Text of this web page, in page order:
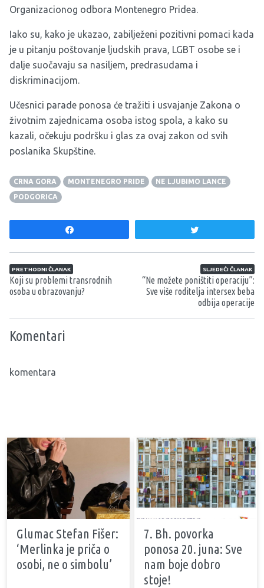
Organizacionog odbora Montenegro Pridea.
Iako su, kako je ukazao, zabilježeni pozitivni pomaci kada
je u pitanju poštovanje ljudskih prava, LGBT osobe se i
dalje suočavaju sa nasiljem, predrasudama i
diskriminacijom.
Učesnici parade ponosa će tražiti i usvajanje Zakona o
životnim zajednicama osoba istog spola, a kako su
kazali, očekuju podršku i glas za ovaj zakon od svih
poslanika Skupštine.
CRNA GORA MONTENEGRO PRIDE
NE LJUBIMO LANCE
PODGORICA
Navigacija članaka
PRETHODNI ČLANAK
Koji su problemi transrodnih
osoba u obrazovanju?
SLJEDEĆI ČLANAK
“Ne možete poništiti operaciju”:
Sve više roditelja intersex beba
odbija operacije
Komentari
komentara
Glumac Stefan Fišer:
‘Merlinka je priča o
osobi, ne o simbolu’
7. Bh. povorka
ponosa 20. juna: Sve
nam boje dobro
stoje!